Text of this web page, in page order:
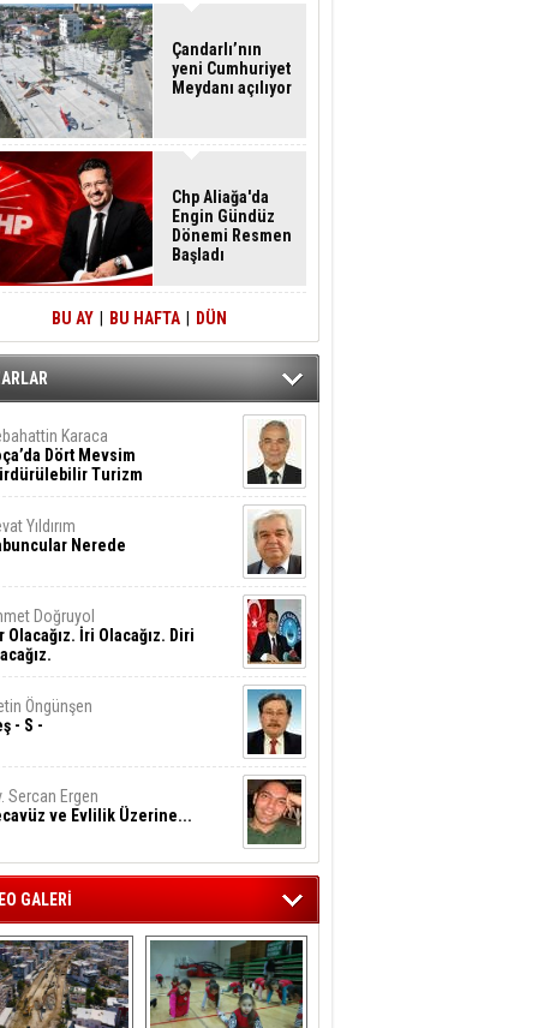
Çandarlı’nın
yeni Cumhuriyet
Meydanı açılıyor
Chp Aliağa'da
Engin Gündüz
Dönemi Resmen
Başladı
BU AY BU HAFTA DÜN
Karaca
Dört Mevsim
Turizm
Yıldırım
Nerede
Doğruyol
Olacağız. İri Olacağız. Diri
Öngünşen
- S -
Sercan Ergen
ve Evlilik Üzerine...
GALERİ